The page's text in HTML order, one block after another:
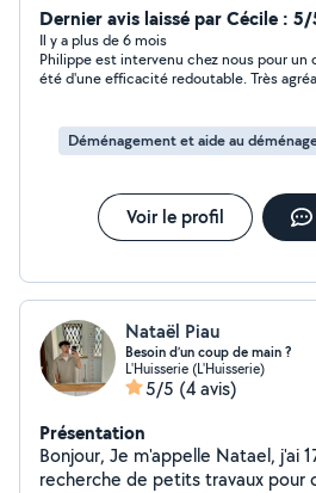
gardiennage propriété, location
divers outils, transport livraison de
Dernier avis laissé par Cécile : 5/
Il y a plus de 6 mois
Philippe est intervenu chez nous pour un
été d'une efficacité redoutable. Très
Déménagement et aide au
Voir le profil
Nataël Piau
Besoin d’un coup de main ?
L'Huisserie (L'Huisserie)
5/5 (4 avis)
Présentation
Bonjour, Je m'appelle Natael, j'ai 17 ans et je suis à la
recherche de petits travaux pour